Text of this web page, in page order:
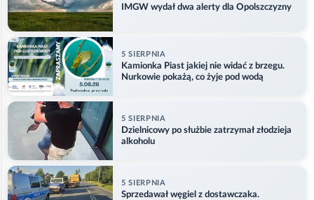
IMGW wydał dwa alerty dla Opolszczyzny
5 SIERPNIA
Kamionka Piast jakiej nie widać z brzegu.
Nurkowie pokażą, co żyje pod wodą
5 SIERPNIA
Dzielnicowy po służbie zatrzymał złodzieja
alkoholu
5 SIERPNIA
Sprzedawał węgiel z dostawczaka.